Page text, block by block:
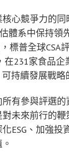
心競爭力的
體系中保持領
標普全球CSA
在231家食品
可持續發展戰
有參與評選
對未來前行的
ESG、加強